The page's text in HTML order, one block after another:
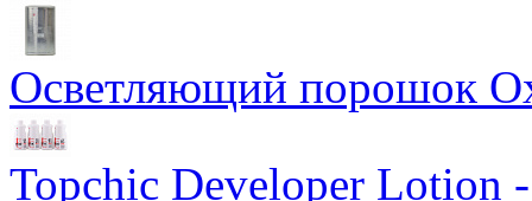
Осветляющий порошок
Topchic Developer Lotion